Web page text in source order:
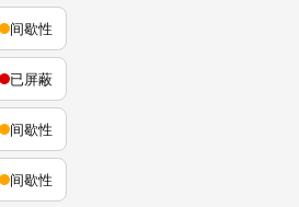
间歇性
已屏蔽
间歇性
间歇性